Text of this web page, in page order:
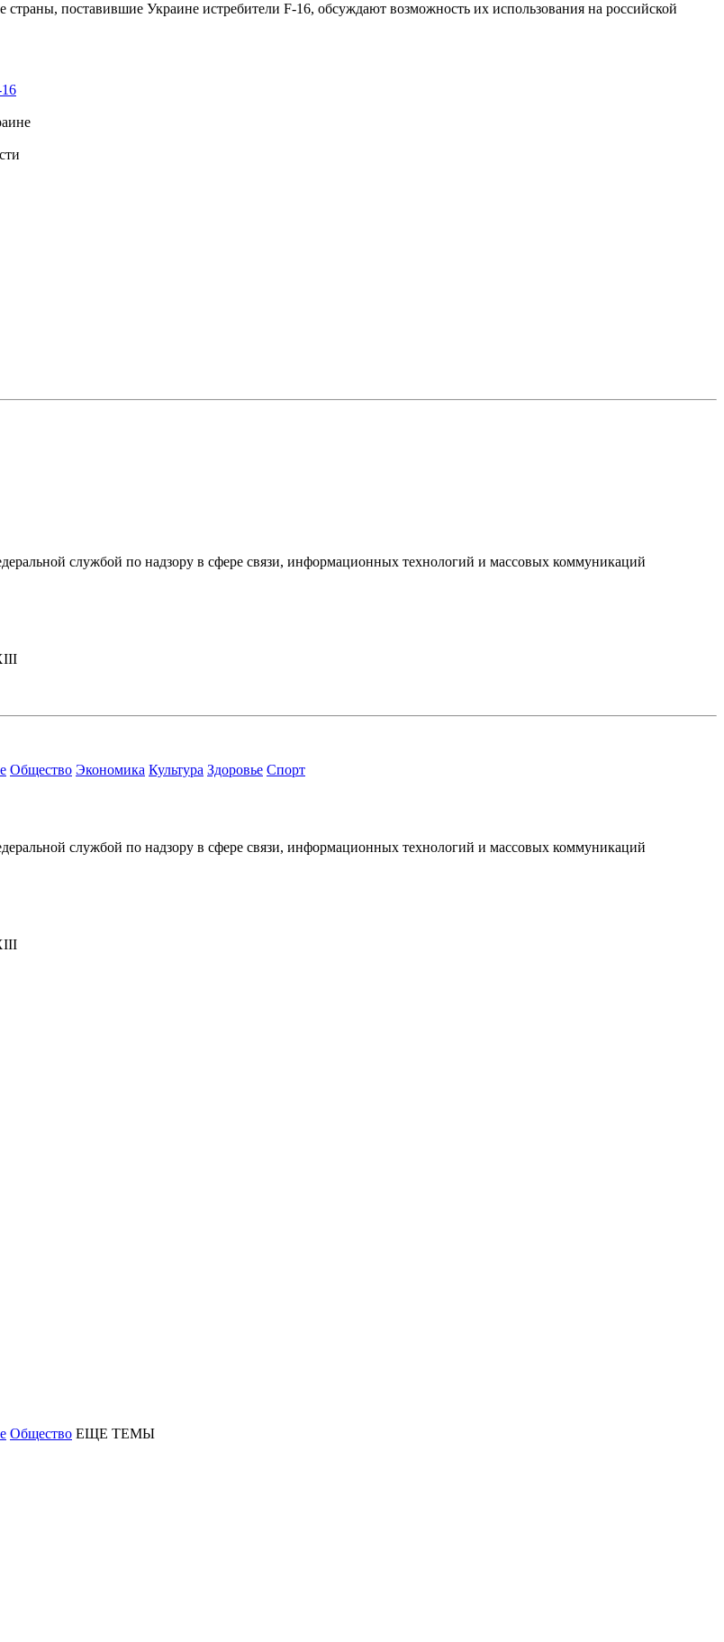
поставившие Украине истребители F-16, обсуждают возможность их использования на российской
службой по надзору в сфере связи, информационных технологий и массовых коммуникаций
Общество Экономика Культура Здоровье Спорт
службой по надзору в сфере связи, информационных технологий и массовых коммуникаций
Общество ЕЩЕ ТЕМЫ